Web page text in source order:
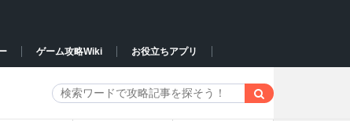
ゲーム攻略Wiki お役立ちアプリ